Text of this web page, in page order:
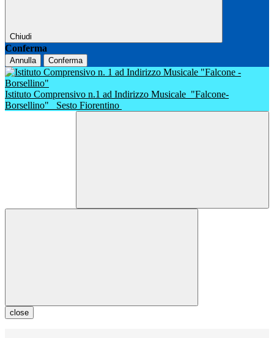
Chiudi
Conferma
Annulla Conferma
Istituto Comprensivo n.1 ad Indirizzo Musicale "Falcone-
Borsellino"
Sesto Fiorentino
close